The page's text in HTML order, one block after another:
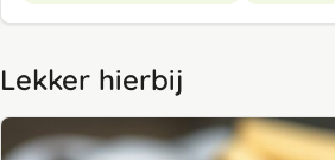
Lekker hierbij